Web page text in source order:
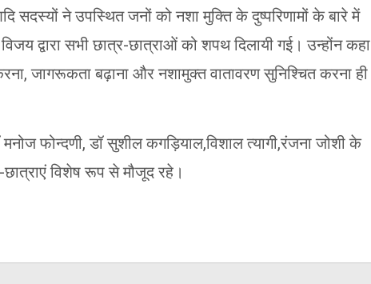
सदस्यों ने उपस्थित जनों को नशा मुक्ति के दुष्परिणामों के बारे में
द्वारा सभी छात्र-छात्राओं को शपथ दिलायी गई। उन्होंन कहा
जागरूकता बढ़ाना और नशामुक्त वातावरण सुनिश्चित करना ही
फोन्दणी, डॉ सुशील कगड़ियाल,विशाल त्यागी,रंजना जोशी के
छात्राएं विशेष रूप से मौजूद रहे।